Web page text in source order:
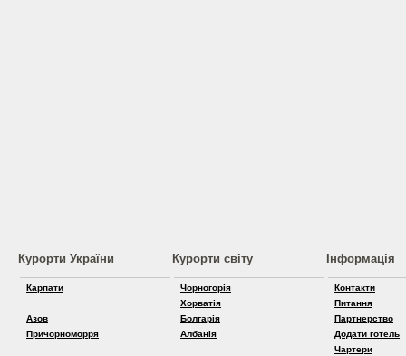
Курорти України
Карпати
Азов
Причорноморря
Курорти світу
Чорногорія
Хорватія
Болгарія
Албанія
Інформація
Контакти
Питання
Партнерство
Додати готель
Чартери